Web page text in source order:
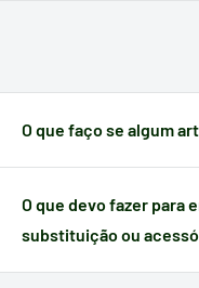
verificar o seu método
O que faço se algum
Quando um artigo
transporte,
dispõe de 24
receção
para nos
O que devo fazer para
substituição ou
Escreva no motor de